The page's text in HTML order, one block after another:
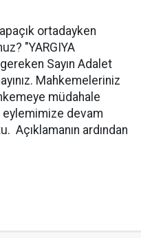
ortadayken
"YARGIYA
Sayın Adalet
Mahkemeleriniz
müdahale
eylemimize devam
Açıklamanın ardından